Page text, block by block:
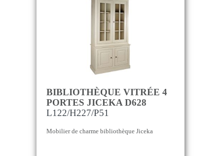
BIBLIOTHÈQUE VITRÉE 4
PORTES JICEKA D628
L122/H227/P51
Mobilier de charme bibliothèque Jiceka